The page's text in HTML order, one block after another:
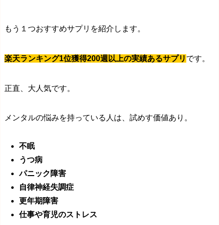
もう１つおすすめサプリを紹介します。
楽天ランキング1位獲得200週以上の実績あるサプリ です。
正直、大人気です。
メンタルの悩みを持っている人は、試めす価値あり。
不眠
うつ病
パニック障害
自律神経失調症
更年期障害
仕事や育児のストレス